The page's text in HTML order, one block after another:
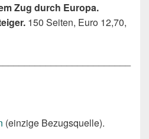
Zug durch Europa.
150 Seiten, Euro 12,70,
(einzige Bezugsquelle).